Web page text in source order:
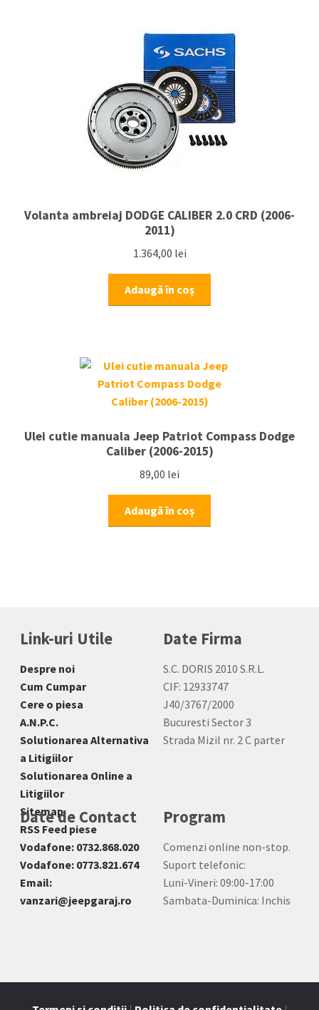
Volanta ambreiaj DODGE CALIBER 2.0 CRD (2006-
2011)
1.364,00 lei
Adaugă în coș
Ulei cutie manuala Jeep Patriot Compass Dodge
Caliber (2006-2015)
89,00 lei
Adaugă în coș
Link-uri Utile
Despre noi
Cum Cumpar
Cere o piesa
A.N.P.C.
Solutionarea Alternativa
a Litigiilor
Solutionarea Online a
Litigiilor
Sitemap
RSS Feed piese
Date Firma
S.C. DORIS 2010 S.R.L.
CIF: 12933747
J40/3767/2000
Bucuresti Sector 3
Strada Mizil nr. 2 C parter
Date de Contact
Vodafone: 0732.868.020
Vodafone: 0773.821.674
Email:
vanzari@jeepgaraj.ro
Program
Comenzi online non-stop.
Suport telefonic:
Luni-Vineri: 09:00-17:00
Sambata-Duminica: Inchis